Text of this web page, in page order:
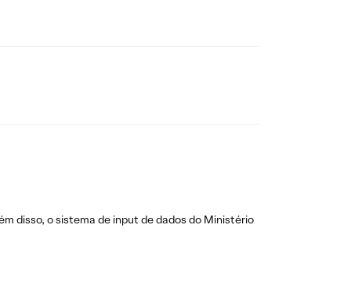
disso, o sistema de input de dados do Ministério